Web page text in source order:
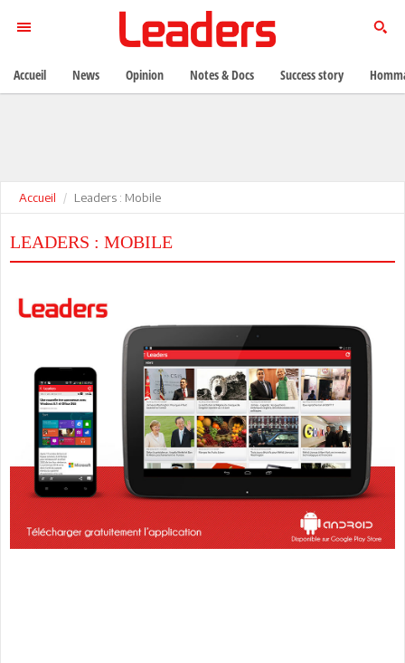
Accueil Leaders : Mobile
LEADERS : MOBILE
Accueil News Opinion Notes & Docs Success story